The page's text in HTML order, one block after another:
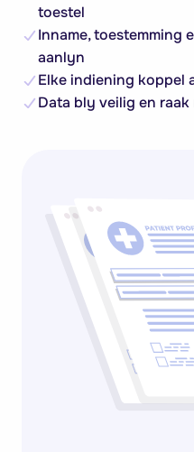
toestel
Inname, toestemming
aanlyn
Elke indiening koppel
Data bly veilig en